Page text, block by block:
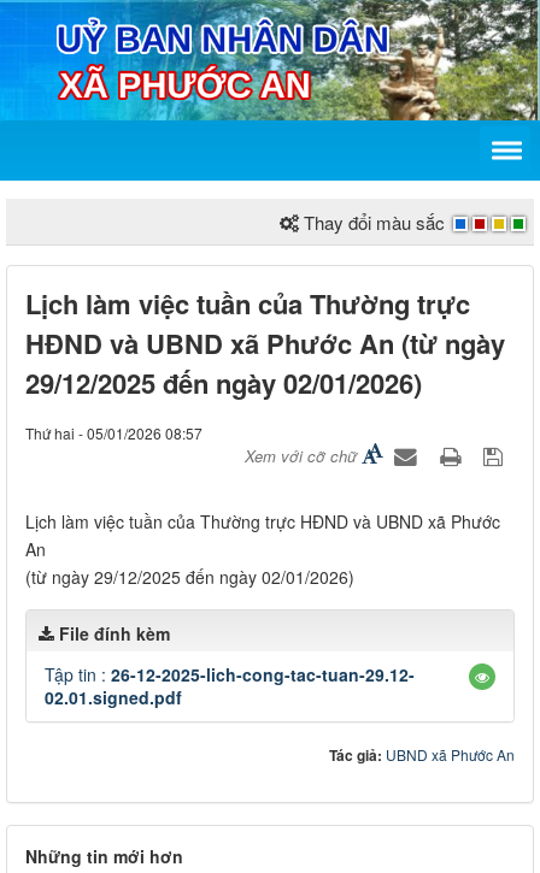
Thay đổi màu sắc
Lịch làm việc tuần của Thường trực
HĐND và UBND xã Phước An (từ ngày
29/12/2025 đến ngày 02/01/2026)
Thứ hai - 05/01/2026 08:57
Xem với cỡ chữ
Lịch làm việc tuần của Thường trực HĐND và UBND xã Phước
An
(từ ngày 29/12/2025 đến ngày 02/01/2026)
File đính kèm
Tập tin : 26-12-2025-lich-cong-tac-tuan-29.12-
02.01.signed.pdf
Tác giả: UBND xã Phước An
Những tin mới hơn